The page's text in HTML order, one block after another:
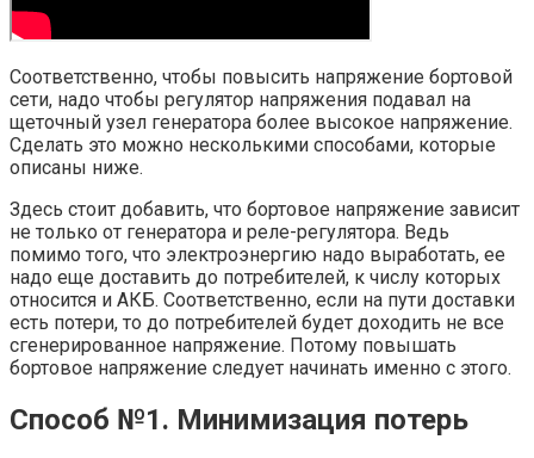
Соответственно, чтобы повысить напряжение бортовой
сети, надо чтобы регулятор напряжения подавал на
щеточный узел генератора более высокое напряжение.
Сделать это можно несколькими способами, которые
описаны ниже.
Здесь стоит добавить, что бортовое напряжение зависит
не только от генератора и реле-регулятора. Ведь
помимо того, что электроэнергию надо выработать, ее
надо еще доставить до потребителей, к числу которых
относится и АКБ. Соответственно, если на пути доставки
есть потери, то до потребителей будет доходить не все
сгенерированное напряжение. Потому повышать
бортовое напряжение следует начинать именно с этого.
Способ №1. Минимизация потерь